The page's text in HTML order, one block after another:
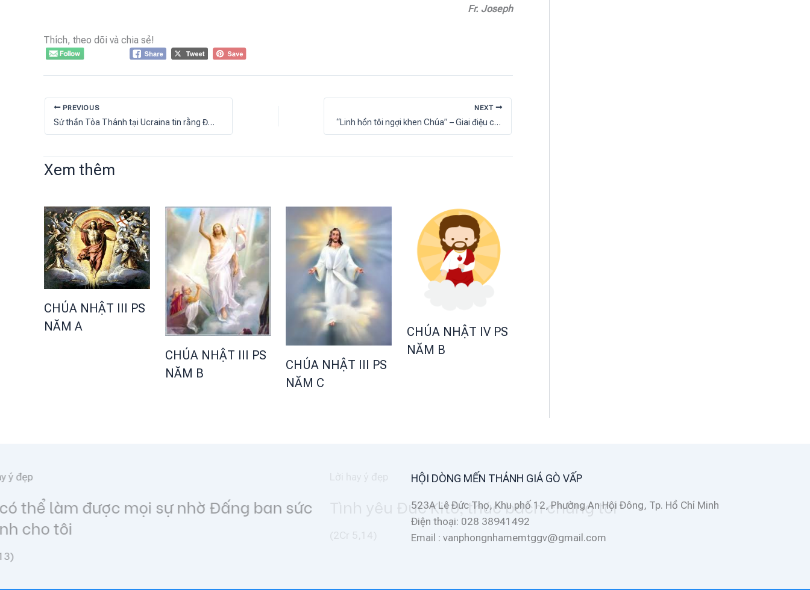
Fr. Joseph
Thích, theo dõi và chia sẻ!
PREVIOUS
Sứ thần Tòa Thánh tại Ucraina tin rằng ĐTC Lêô XIV sẽ bảo vệ Ucraina
NEXT
“Linh hồn tôi ngợi khen Chúa” – Giai điệu của niềm tri ân
Xem thêm
CHÚA NHẬT III PS
NĂM A
CHÚA NHẬT III PS
NĂM B
CHÚA NHẬT III PS
NĂM C
CHÚA NHẬT IV PS
NĂM B
Tình yêu Đức Kitô, thúc bách chúng tôi
(2Cr 5,14)
HỘI DÒNG MẾN THÁNH GIÁ GÒ VẤP
523A Lê Đức Thọ, Khu phố 12, Phường An Hội Đông, Tp. Hồ Chí Minh
Điện thoại: 028 38941492
Email : vanphongnhamemtggv@gmail.com